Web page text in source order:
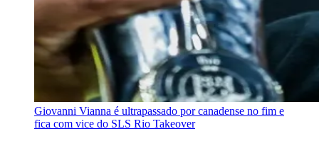
Giovanni Vianna é ultrapassado por canadense no fim e
fica com vice do SLS Rio Takeover